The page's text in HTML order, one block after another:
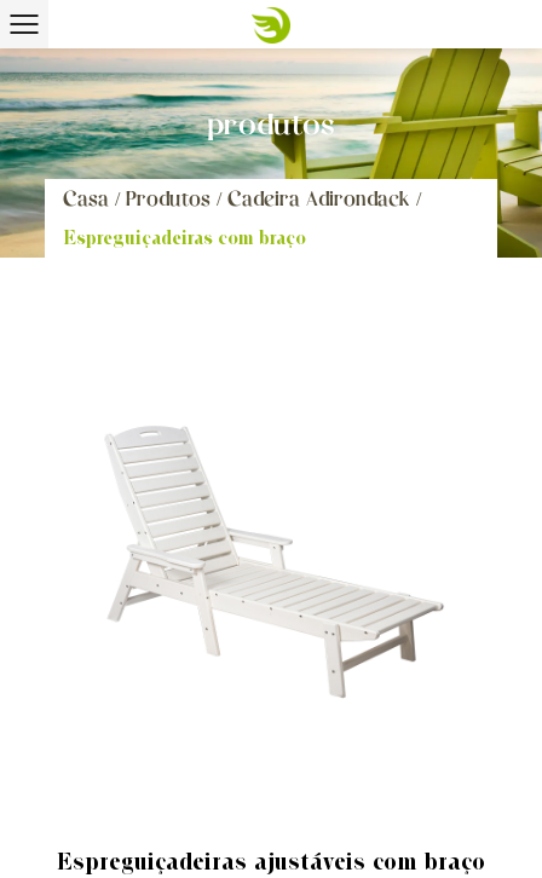
produtos
Casa /Produtos /Cadeira Adirondack /
Espreguiçadeiras com braço
Espreguiçadeiras ajustáveis ​​com braço